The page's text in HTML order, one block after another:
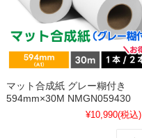
マット合成紙 グレー糊付き
594mm×30M NMGN059430
¥10,990(税込)